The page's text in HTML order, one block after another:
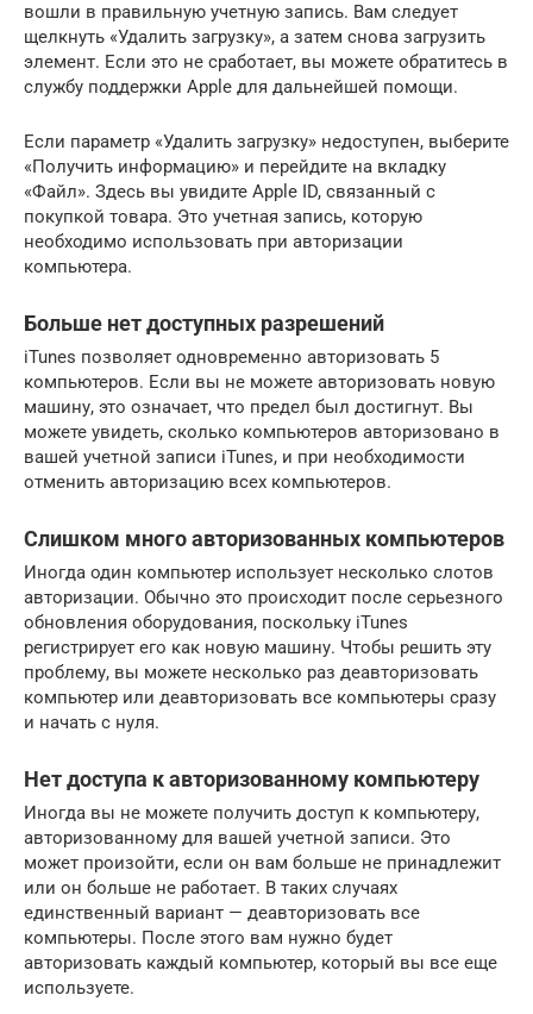
вошли в правильную учетную запись. Вам следует
щелкнуть «Удалить загрузку», а затем снова загрузить
элемент. Если это не сработает, вы можете обратитесь в
службу поддержки Apple для дальнейшей помощи.
Если параметр «Удалить загрузку» недоступен, выберите
«Получить информацию» и перейдите на вкладку
«Файл». Здесь вы увидите Apple ID, связанный с
покупкой товара. Это учетная запись, которую
необходимо использовать при авторизации
компьютера.
Больше нет доступных разрешений
iTunes позволяет одновременно авторизовать 5
компьютеров. Если вы не можете авторизовать новую
машину, это означает, что предел был достигнут. Вы
можете увидеть, сколько компьютеров авторизовано в
вашей учетной записи iTunes, и при необходимости
отменить авторизацию всех компьютеров.
Слишком много авторизованных компьютеров
Иногда один компьютер использует несколько слотов
авторизации. Обычно это происходит после серьезного
обновления оборудования, поскольку iTunes
регистрирует его как новую машину. Чтобы решить эту
проблему, вы можете несколько раз деавторизовать
компьютер или деавторизовать все компьютеры сразу
и начать с нуля.
Нет доступа к авторизованному компьютеру
Иногда вы не можете получить доступ к компьютеру,
авторизованному для вашей учетной записи. Это
может произойти, если он вам больше не принадлежит
или он больше не работает. В таких случаях
единственный вариант — деавторизовать все
компьютеры. После этого вам нужно будет
авторизовать каждый компьютер, который вы все еще
используете.